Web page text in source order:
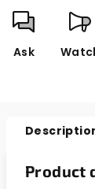
Ask
Product